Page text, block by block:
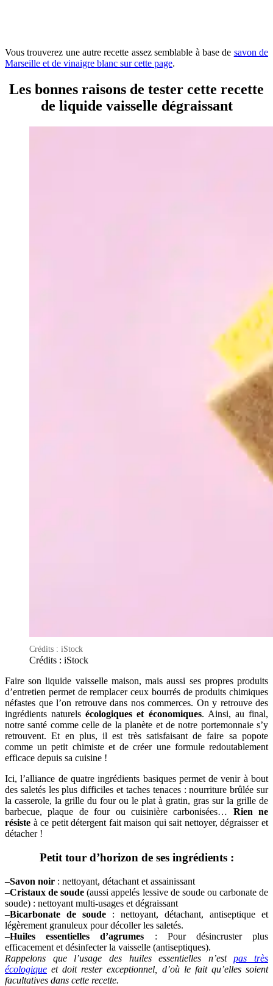
Vous trouverez une autre recette assez semblable à base de savon de
Marseille et de vinaigre blanc sur cette page.
Les bonnes raisons de tester cette recette
de liquide vaisselle dégraissant
Crédits : iStock
Crédits : iStock
Faire son liquide vaisselle maison, mais aussi ses propres produits
d’entretien permet de remplacer ceux bourrés de produits chimiques
néfastes que l’on retrouve dans nos commerces. On y retrouve des
ingrédients naturelsécologiques et économiques. Ainsi, au final,
notre santé comme celle de la planète et de notre portemonnaie s’y
retrouvent. Et en plus, il est très satisfaisant de faire sa popote
comme un petit chimiste et de créer une formule redoutablement
efficace depuis sa cuisine !
Ici, l’alliance de quatre ingrédients basiques permet de venir à bout
des saletés les plus difficiles et taches tenaces : nourriture brûlée sur
la casserole, la grille du four ou le plat à gratin, gras sur la grille de
barbecue, plaque de four ou cuisinière carbonisées… Rien ne
résiste à ce petit détergent fait maison qui sait nettoyer, dégraisser et
détacher !
Petit tour d’horizon de ses ingrédients :
–Savon noir : nettoyant, détachant et assainissant
–Cristaux de soude (aussi appelés lessive de soude ou carbonate de
soude) : nettoyant multi-usages et dégraissant
–Bicarbonate de soude : nettoyant, détachant, antiseptique et
légèrement granuleux pour décoller les saletés.
–Huiles essentielles d’agrumes : Pour désincruster plus
efficacement et désinfecter la vaisselle (antiseptiques).
Rappelons que l’usage des huiles essentielles n’estpas très
écologique et doit rester exceptionnel, d’où le fait qu’elles soient
facultatives dans cette recette.